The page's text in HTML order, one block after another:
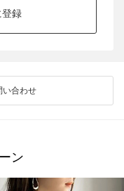
登録
い合わせ
ン